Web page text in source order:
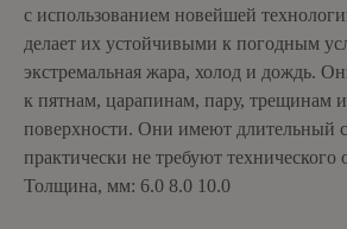
с использованием новейшей
делает их устойчивыми к погодным
экстремальная жара, холод и дождь.
к пятнам, царапинам, пару, трещинам
поверхности. Они имеют длительный
практически не требуют технического
Толщина, мм: 6.0 8.0 10.0